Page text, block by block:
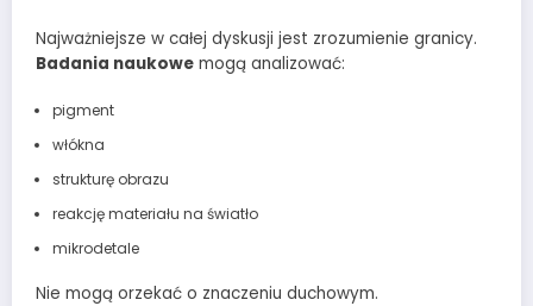
Najważniejsze w całej dyskusji jest zrozumienie granicy.
Badania naukowe mogą analizować:
pigment
włókna
strukturę obrazu
reakcję materiału na światło
mikrodetale
Nie mogą orzekać o znaczeniu duchowym.